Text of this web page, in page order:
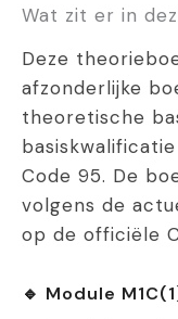
Wat zit er in
Deze
afzonderlijke
theoretische
Code 95. De
volgens de
op de officiële
🔹 Module